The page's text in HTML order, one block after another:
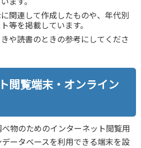
関連して作成したものや、年代別
等を掲載しています。
や読書のときの参考にしてくださ
閲覧端末・オンライン
物のためのインターネット閲覧用
ータベースを利用できる端末を設